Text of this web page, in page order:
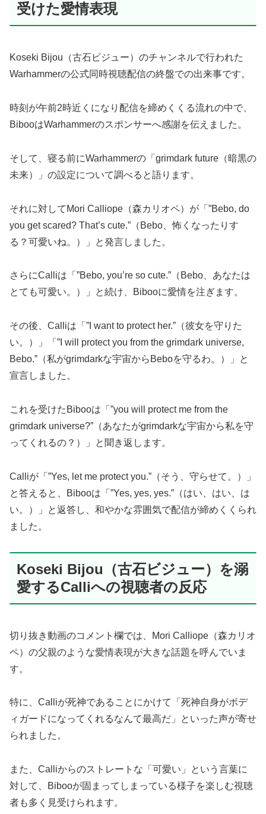
受けた愛情表現
Koseki Bijou（古石ビジュー）のチャンネルで行われた
Warhammerの公式同時視聴配信の終盤での出来事です。
時刻が午前2時近くになり配信を締めくくる流れの中で、
BibooはWarhammerのスポンサーへ感謝を伝えました。
そして、寝る前にWarhammerの「grimdark future（暗黒の
未来）」の設定について調べると語ります。
それに対してMori Calliope（森カリオペ）が「”Bebo, do
you get scared? That’s cute.”（Bebo、怖くなったりす
る？可愛いね。）」と発言しました。
さらにCalliは「”Bebo, you’re so cute.”（Bebo、あなたは
とても可愛い。）」と続け、Bibooに愛情を注ぎます。
その後、Calliは「”I want to protect her.”（彼女を守りた
い。）」「”I will protect you from the grimdark universe,
Bebo.”（私がgrimdarkな宇宙からBeboを守るわ。）」と
宣言しました。
これを受けたBibooは「”you will protect me from the
grimdark universe?”（あなたがgrimdarkな宇宙から私を守
ってくれるの？）」と聞き返します。
Calliが「”Yes, let me protect you.”（そう、守らせて。）」
と答えると、Bibooは「”Yes, yes, yes.”（はい、はい、は
い。）」と返答し、和やかな雰囲気で配信が締めくくられ
ました。
Koseki Bijou（古石ビジュー）を溺
愛するCalliへの視聴者の反応
切り抜き動画のコメント欄では、Mori Calliope（森カリオ
ペ）の父親のような愛情表現が大きな話題を呼んでいま
す。
特に、Calliが死神であることにかけて「死神自身がボデ
ィガードになってくれるなんて最高だ」といった声が寄せ
られました。
また、Calliからのストレートな「可愛い」という言葉に
対して、Bibooが固まってしまっている様子を楽しむ視聴
者も多く見受けられます。